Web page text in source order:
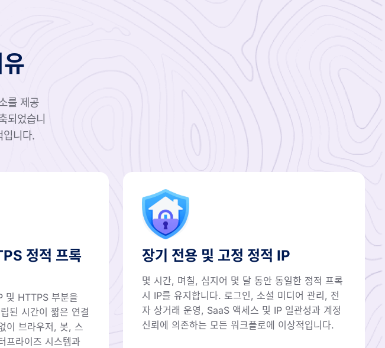
를 제공
되었습니
입니다.
정적 프록
및 HTTPS 부분을
된 시간이 짧은 연결
이 브라우저, 봇, 스
프라이즈 시스템과
장기 전용 및 고정 정적 IP
몇 시간, 며칠, 심지어 몇 달 동안 동일한 정적 프록
시 IP를 유지합니다. 로그인, 소셜 미디어 관리, 전
자 상거래 운영, SaaS 액세스 및 IP 일관성과 계정
신뢰에 의존하는 모든 워크플로에 이상적입니다.